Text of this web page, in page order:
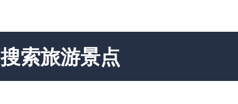
搜索旅游景点